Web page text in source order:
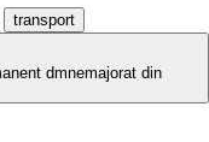
transport
dmnemajorat din